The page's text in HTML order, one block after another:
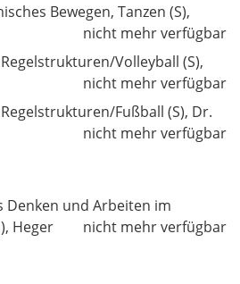
Bewegen, Tanzen (S),
nicht mehr verfügbar
Volleyball (S),
nicht mehr verfügbar
Fußball (S), Dr.
nicht mehr verfügbar
Denken und Arbeiten im
Heger
nicht mehr verfügbar